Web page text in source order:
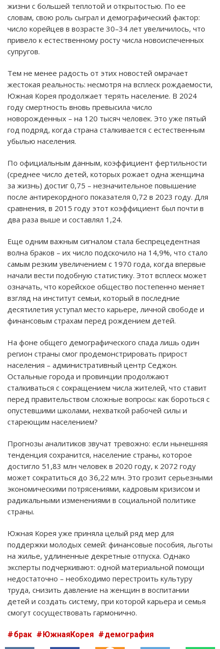
жизни с большей теплотой и открытостью. По ее
словам, свою роль сыграл и демографический фактор:
число корейцев в возрасте 30–34 лет увеличилось, что
привело к естественному росту числа новоиспеченных
супругов.
Тем не менее радость от этих новостей омрачает
жестокая реальность: несмотря на всплеск рождаемости,
Южная Корея продолжает терять население. В 2024
году смертность вновь превысила число
новорожденных – на 120 тысяч человек. Это уже пятый
год подряд, когда страна сталкивается с естественным
убылью населения.
По официальным данным, коэффициент фертильности
(среднее число детей, которых рожает одна женщина
за жизнь) достиг 0,75 – незначительное повышение
после антирекордного показателя 0,72 в 2023 году. Для
сравнения, в 2015 году этот коэффициент был почти в
два раза выше и составлял 1,24.
Еще одним важным сигналом стала беспрецедентная
волна браков – их число подскочило на 14,9%, что стало
самым резким увеличением с 1970 года, когда впервые
начали вести подобную статистику. Этот всплеск может
означать, что корейское общество постепенно меняет
взгляд на институт семьи, который в последние
десятилетия уступал место карьере, личной свободе и
финансовым страхам перед рождением детей.
На фоне общего демографического спада лишь один
регион страны смог продемонстрировать прирост
населения – административный центр Седжон.
Остальные города и провинции продолжают
сталкиваться с сокращением числа жителей, что ставит
перед правительством сложные вопросы: как бороться с
опустевшими школами, нехваткой рабочей силы и
стареющим населением?
Прогнозы аналитиков звучат тревожно: если нынешняя
тенденция сохранится, население страны, которое
достигло 51,83 млн человек в 2020 году, к 2072 году
может сократиться до 36,22 млн. Это грозит серьезными
экономическими потрясениями, кадровым кризисом и
радикальными изменениями в социальной политике
страны.
Южная Корея уже приняла целый ряд мер для
поддержки молодых семей: финансовые пособия, льготы
на жилье, удлиненные декретные отпуска. Однако
эксперты подчеркивают: одной материальной помощи
недостаточно – необходимо перестроить культуру
труда, снизить давление на женщин в воспитании
детей и создать систему, при которой карьера и семья
смогут сосуществовать гармонично.
брак ЮжнаяКорея демография